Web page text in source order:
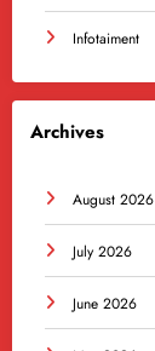
Infotaiment
Archives
August 2026
July 2026
June 2026